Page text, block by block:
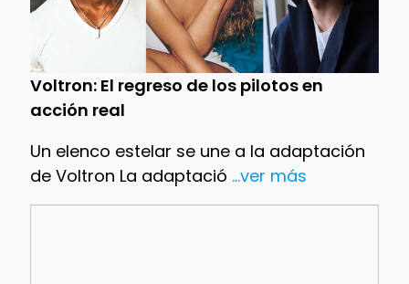
Voltron: El regreso de los pilotos en
acción real
Un elenco estelar se une a la adaptación
de Voltron La adaptació ...ver más